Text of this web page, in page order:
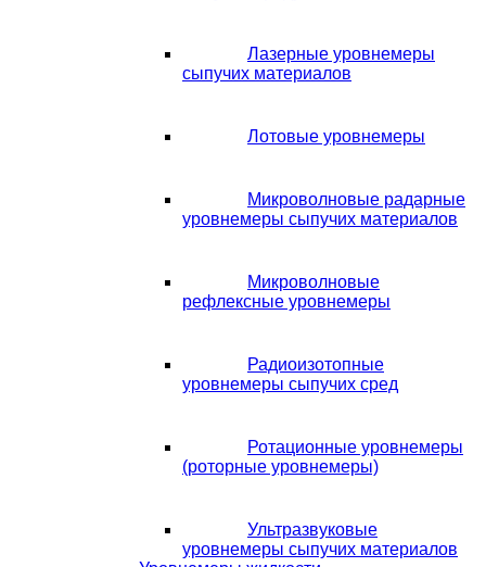
Лазерные уровнемеры
сыпучих материалов
Лотовые уровнемеры
Микроволновые радарные
уровнемеры сыпучих материалов
Микроволновые
рефлексные уровнемеры
Радиоизотопные
уровнемеры сыпучих сред
Ротационные уровнемеры
(роторные уровнемеры)
Ультразвуковые
уровнемеры сыпучих материалов